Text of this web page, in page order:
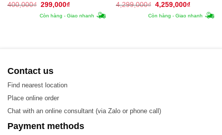
Dễ dàng bảo trì, bảo dưỡng và thay thế – dễ mở để
3. Cung cấp GEA/Kelvion VT04P/ VT10/ VT20/
VT20P Plate – Tấm trao đổi nhiệt chất lượng cao
khẩu chính hãng, uy tín, đảm bảo chất lượng, cùng với
400,000₫ 299,000₫
Còn hàng - Giao nhanh
4,299,000₫ 4,259,000₫
Còn hàng - Giao nhanh
Contact us
Find nearest location
Place online order
Chat with an online consultant (via Zalo or phone call)
Payment methods